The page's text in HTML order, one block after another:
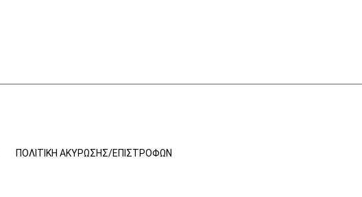
ΠΟΛΙΤΙΚΉ ΑΚΎΡΩΣΗΣ/ΕΠΙΣΤΡΟΦΏΝ